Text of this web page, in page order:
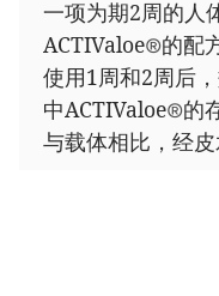
一项为期2周的人
ACTIValoe®的配
使用1周和2周后
中ACTIValoe®的
与载体相比，经皮